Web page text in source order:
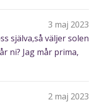
3 maj 2023
själva,så väljer solen
ni? Jag mår prima,
2 maj 2023